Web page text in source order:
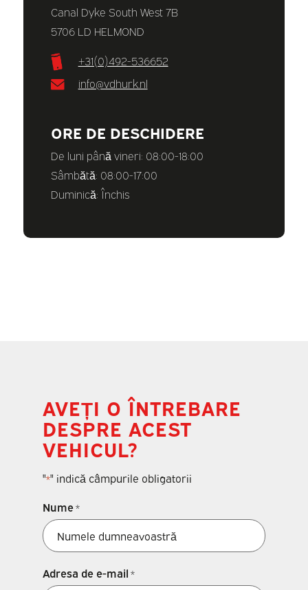
Canal Dyke South West 7B
5706 LD HELMOND
+31(0)492-536652
info@vdhurk.nl
ORE DE DESCHIDERE
De luni până vineri: 08:00-18:00
Sâmbătă: 08:00-17:00
Duminică: Închis
AVEȚI O ÎNTREBARE
DESPRE ACEST
VEHICUL?
"*" indică câmpurile obligatorii
Nume*
Adresa de e-mail *